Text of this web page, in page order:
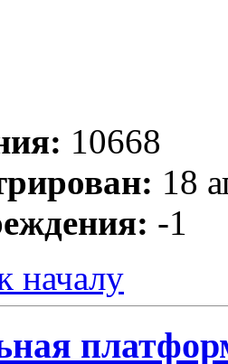
10668
18
-1
началу